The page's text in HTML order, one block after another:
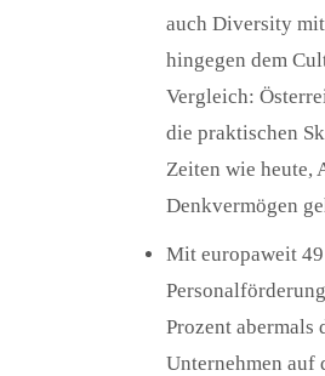
auch Diversity
hingegen dem
Vergleich:
die praktischen
Zeiten wie heute,
Denkvermögen
Mit europaweit
Prozent abermals
Unternehmen auf